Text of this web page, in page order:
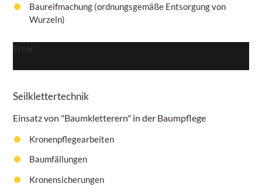
Baureifmachung (ordnungsgemäße Entsorgung von
Wurzeln)
Error
Seilklettertechnik
Einsatz von "Baumkletterern" in der Baumpflege
Kronenpflegearbeiten
Baumfällungen
Kronensicherungen